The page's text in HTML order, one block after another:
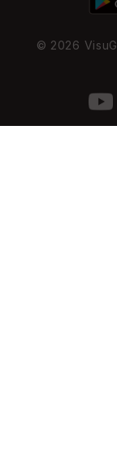
© 2026